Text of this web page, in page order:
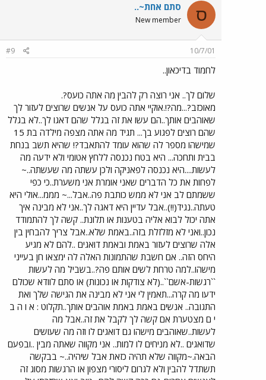
ס סתם אחת~..
New member
10/7/01
#9
לחמוד בדיכאון..
שלום לך.. אני רוצה רק להבין מה אתה כועס?.
מאוכזב?...מה?!.אוקיי אתה כועס על אנשים שרוצים לעזור לך
שאוהבים אותך..הם עשו את זה בגלל שהם דאגו לך..לא בגלל
שהם רוצים לפגוע בך... תגיד מה אתה מצפה מילדה בת 15
שמישהו מספר לה שהוא עומד להתאבד?! שהיא תשב בנחת
בבית ותחכה... היא בטח נכנסה ללחץ אטומי ולא ידעה מה
לעשות....היא נכנסה לפאניקה ולכן עשתה מה שעשתה..~
לפחות את כל הדברים שאני אומרת אני משערת..כי כפי
ששמתם לב אני לא ממש כותבת פה..אבל...~ מממ...אולי היא
טעתה..נגיד(!!)..אבל עדיין היא דאגה לך..אני לא מבינה איך
אתה יכול לבוא אליה בטענות או תלונת.. קשה לך להתמודד
נכון..ואני לא מזלזלת בזה..באמת שלא..אבל צריך להבחין בין
אלה שרוצים לעזור באמת ובאמת דואגים ..להם לא מגיע
היחס הזה.. אם חשבת שהתמונות האלה לה ימצאו חן בעייני
מישהו..למה טרחת לשים אותם פה?..בשביל מה לעשות
``רגשות-אשם``..(לא צודקות או נכונות) או סתם לוודא שכולם
ידעו מה קרה...תאמין לי אני לא מבינה את הגישה שלך ואת
התגובה.. אנשים באמת באמת אוהבים אותך..תקלוט : א ו ה ב
י ם מצטערת אם קשה לך לקבל את זה..אבל מה
לעשות..שאוהבים מישהו גם דואגים לו וזה מה שעושים
שדואגים ..לא מניחים לו למות.. אני מקווה שאתה מבין ..ובפעם
הבאה.~מקווה שלא תהיה כזאת אבל שיהיה..~ בבקשה
תשתדל להבין ולא לגרום ליסורי מצפון או הרגשות מסוג זה